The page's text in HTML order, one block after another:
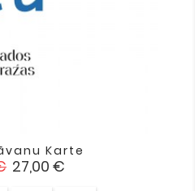
Karte
Cena
27,00 €